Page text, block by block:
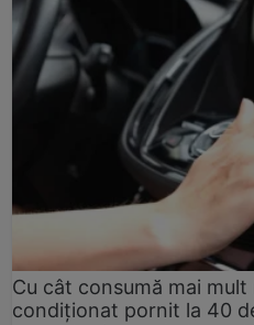
Cu cât consumă mai
condiționat pornit la 40